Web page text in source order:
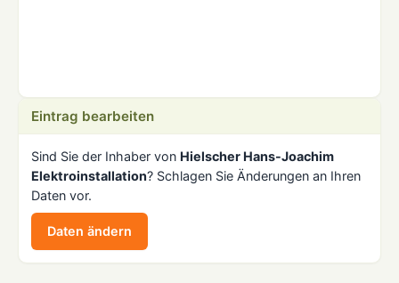
Eintrag bearbeiten
Sind Sie der Inhaber von Hielscher Hans-Joachim
Elektroinstallation? Schlagen Sie Änderungen an Ihren
Daten vor.
Daten ändern